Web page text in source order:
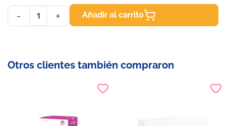
- + Añadir al carrito
Otros clientes también compraron